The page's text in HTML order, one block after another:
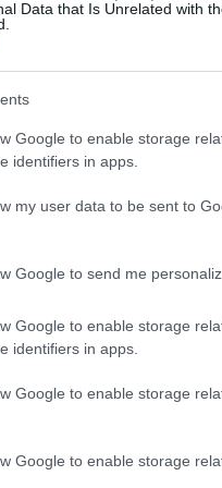
Data that Is Unrelated with
Google to enable storage
identifiers in apps.
my user data to be sent to
Google to send me
Google to enable storage
identifiers in apps.
Google to enable storage
Google to enable storage
nelle
Personale e le